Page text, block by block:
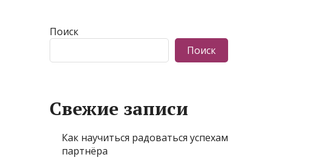
Поиск
Поиск
Свежие записи
Как научиться радоваться успехам
партнёра